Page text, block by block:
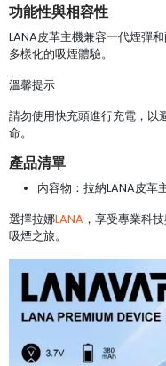
功能性與相容性
LANA皮革主機兼容一代煙彈
多樣化的吸煙體驗。
溫馨提示
請勿使用快充頭進行充電，以
命。
產品清單
內容物：拉納LANA皮革
選擇拉娜LANA ，享受專業科
吸煙之旅。